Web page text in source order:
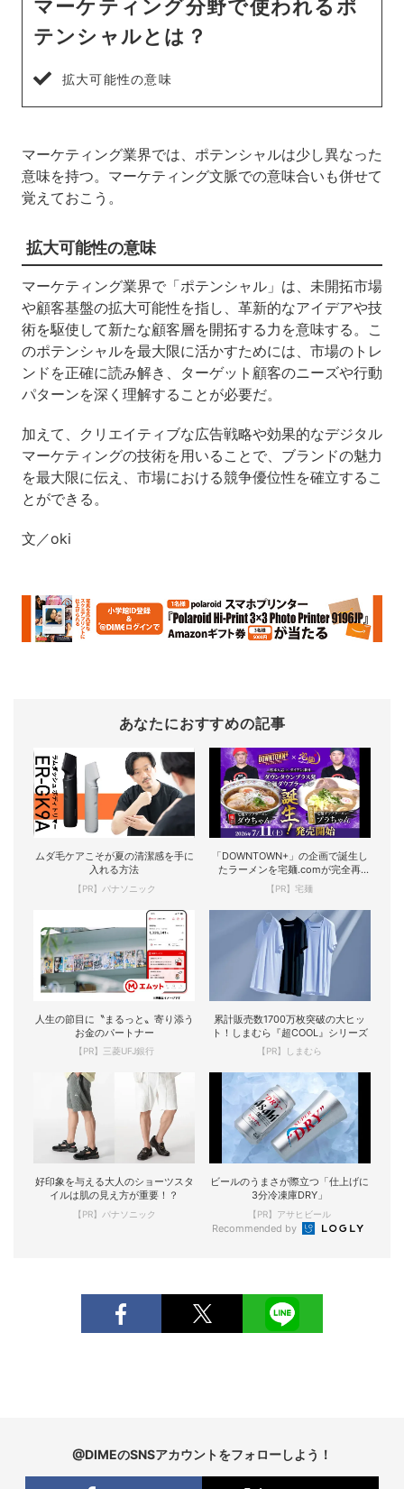
マーケティング分野で使われるポ
テンシャルとは？
拡大可能性の意味
マーケティング業界では、ポテンシャルは少し異なった
意味を持つ。マーケティング文脈での意味合いも併せて
覚えておこう。
拡大可能性の意味
マーケティング業界で「ポテンシャル」は、未開拓市場
や顧客基盤の拡大可能性を指し、革新的なアイデアや技
術を駆使して新たな顧客層を開拓する力を意味する。こ
のポテンシャルを最大限に活かすためには、市場のトレ
ンドを正確に読み解き、ターゲット顧客のニーズや行動
パターンを深く理解することが必要だ。
加えて、クリエイティブな広告戦略や効果的なデジタル
マーケティングの技術を用いることで、ブランドの魅力
を最大限に伝え、市場における競争優位性を確立するこ
とができる。
文／oki
あなたにおすすめの記事
ムダ毛ケアこそが夏の清潔感を手に
入れる方法
【PR】パナソニック
「DOWNTOWN+」の企画で誕生し
たラーメンを宅麺.comが完全再
現！
【PR】宅麺
人生の節目に〝まるっと〟寄り添う
お金のパートナー
【PR】三菱UFJ銀行
累計販売数1700万枚突破の大ヒッ
ト！しまむら『超COOL』シリーズ
【PR】しまむら
好印象を与える大人のショーツスタ
イルは肌の見え方が重要！？
【PR】パナソニック
ビールのうまさが際立つ「仕上げに
3分冷凍庫DRY」
【PR】アサヒビール
Recommended by
@DIMEのSNSアカウントをフォローしよう！